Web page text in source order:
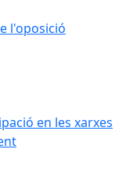
l'oposició
en les xarxes